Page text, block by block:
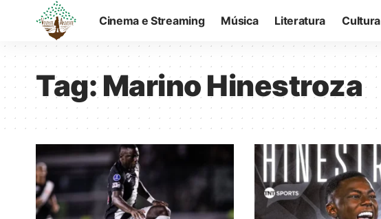
Cinema e Streaming Música Literatura Cultura
Tag:Marino Hinestroza